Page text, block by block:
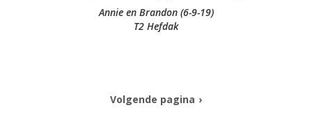
Annie en Brandon (6-9-19)
T2 Hefdak
Volgende pagina